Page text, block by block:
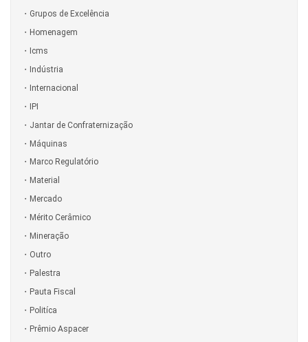
Grupos de Excelência
Homenagem
Icms
Indústria
Internacional
IPI
Jantar de Confraternização
Máquinas
Marco Regulatório
Material
Mercado
Mérito Cerâmico
Mineração
Outro
Palestra
Pauta Fiscal
Politíca
Prêmio Aspacer